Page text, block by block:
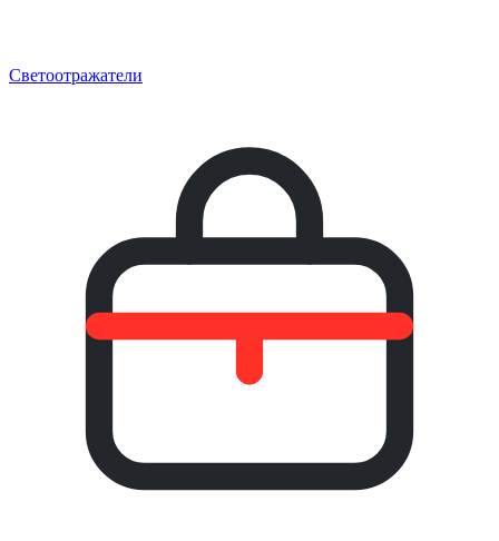
Светоотражатели